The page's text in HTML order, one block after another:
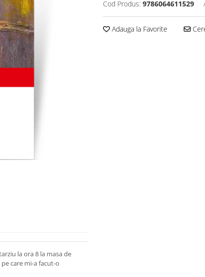
Cod Produs: 9786064611529
Adauga la Favorite
la ora 8 la masa de
care mi-a facut-o